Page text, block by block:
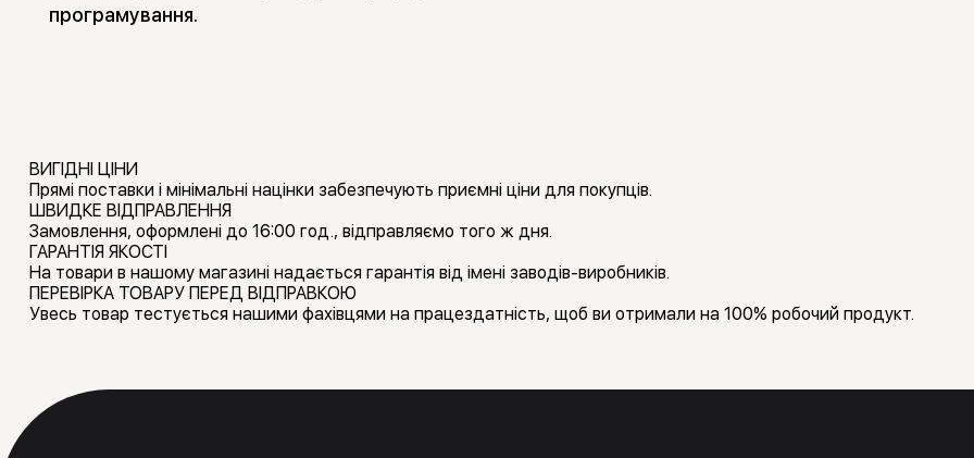
програмування.
ВИГІДНІ ЦІНИ
Прямі поставки і мінімальні націнки забезпечують приємні ціни для покупців.
ШВИДКЕ ВІДПРАВЛЕННЯ
Замовлення, оформлені до 16:00 год., відправляємо того ж дня.
ГАРАНТІЯ ЯКОСТІ
На товари в нашому магазині надається гарантія від імені заводів-виробників.
ПЕРЕВІРКА ТОВАРУ ПЕРЕД ВІДПРАВКОЮ
Увесь товар тестується нашими фахівцями на працездатність, щоб ви отримали на 100% робочий продукт.